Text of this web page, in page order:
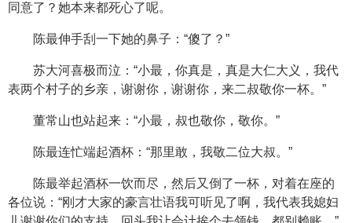
同意了？她本来都死心了呢。
陈最伸手刮一下她的鼻子：“傻了？”
苏大河喜极而泣：“小最，你真是，真是大仁大义，我代
表两个村子的乡亲，谢谢你，谢谢你，来二叔敬你一杯。”
董常山也站起来：“小最，叔也敬你，敬你。”
陈最连忙端起酒杯：“那里敢，我敬二位大叔。”
陈最举起酒杯一饮而尽，然后又倒了一杯，对着在座的
各位说：“刚才大家的豪言壮语我可听见了啊，我代表我媳妇